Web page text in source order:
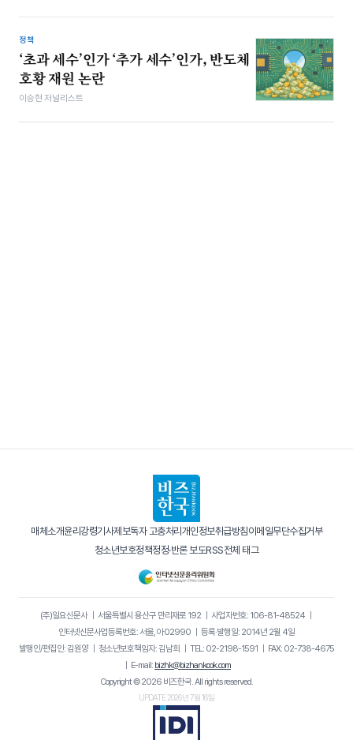
정책
‘초과 세수’인가 ‘추가 세수’인가, 반도체
호황 재원 논란
이승현 저널리스트
매체소개윤리강령기사제보독자 고충처리 개인정보취급방침이메일무단수집거부
청소년보호정책정정·반론 보도RSS전체 태그
(주)일요신문사｜ 서울특별시 용산구 만리재로 192｜ 사업자번호: 106-81-48524｜
인터넷신문사업등록번호: 서울, 아02990
등록·발행일: 2014년 2월 4일
발행인/편집인: 김원양｜ 청소년보호책임자: 김남희 TEL: 02-2198-1591
FAX: 02-738-4675
E-mail: bizhk@bizhankook.com
Copyright © 2026 비즈한국. All rights reserved.
UPDATE 2026년 7월 16일